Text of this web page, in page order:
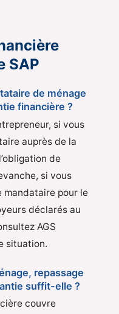
SAP
de ménage
financière ?
si vous
auprès de la
de
si vous
mandataire pour le
déclarés au
AGS
situation.
repassage
suffit-elle ?
couvre